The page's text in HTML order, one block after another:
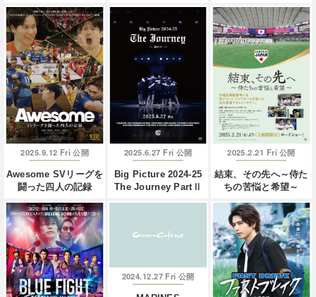
2025.9.12 Fri 公開
Awesome SVリーグを
闘った四人の記録
2025.6.27 Fri 公開
Big Picture 2024-25
The Journey PartⅡ
2025.2.21 Fri 公開
結束、その先へ～侍た
ちの苦悩と希望～
2024.12.27 Fri 公開